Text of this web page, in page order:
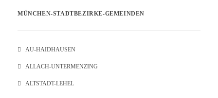
MÜNCHEN-STADTBEZIRKE-GEMEINDEN
AU-HAIDHAUSEN
ALLACH-UNTERMENZING
ALTSTADT-LEHEL